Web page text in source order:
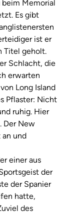
Memorial
Es gibt
ist er
Titel geholt.
Schlacht, die
erwarten
Long Island
Pflaster: Nicht
ruhig. Hier
Der New
und
einer aus
der
der Spanier
hatte,
des